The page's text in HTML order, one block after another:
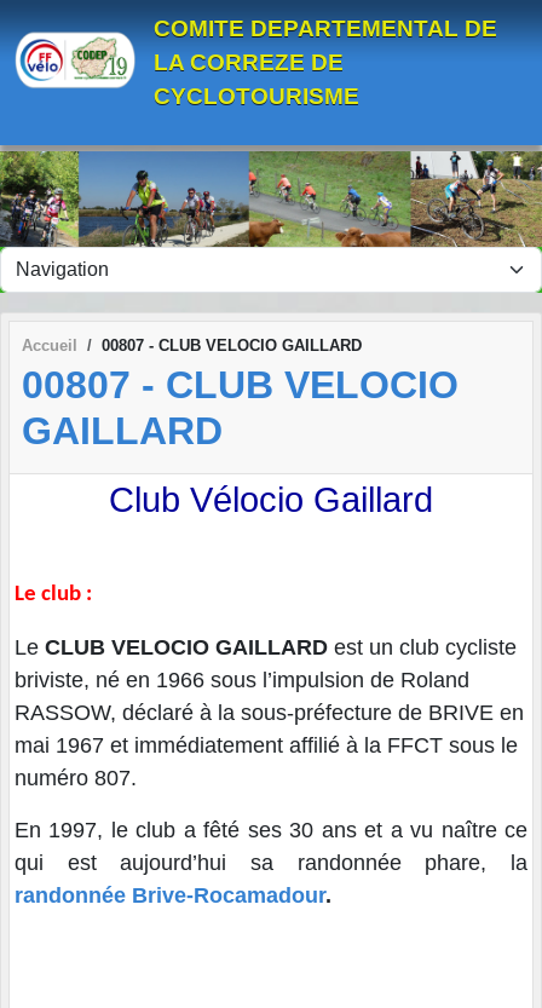
COMITE DEPARTEMENTAL DE
LA CORREZE DE
CYCLOTOURISME
Accueil 00807 - CLUB VELOCIO GAILLARD
00807 - CLUB VELOCIO
GAILLARD
Club Vélocio Gaillard
Le club :
Le CLUB VELOCIO GAILLARD est un club cycliste
briviste, né en 1966 sous l’impulsion de Roland
RASSOW, déclaré à la sous-préfecture de BRIVE en
mai 1967 et immédiatement affilié à la FFCT sous le
numéro 807.
En 1997, le club a fêté ses 30 ans et a vu naître ce
qui est aujourd’hui sa randonnée phare, la
randonnée Brive-Rocamadour.